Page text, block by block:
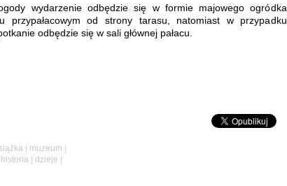
wydarzenie odbędzie się w formie majowego ogródka
przypałacowym od strony tarasu, natomiast w przypadku
odbędzie się w sali głównej pałacu.
| muzeum
historia| dzieje